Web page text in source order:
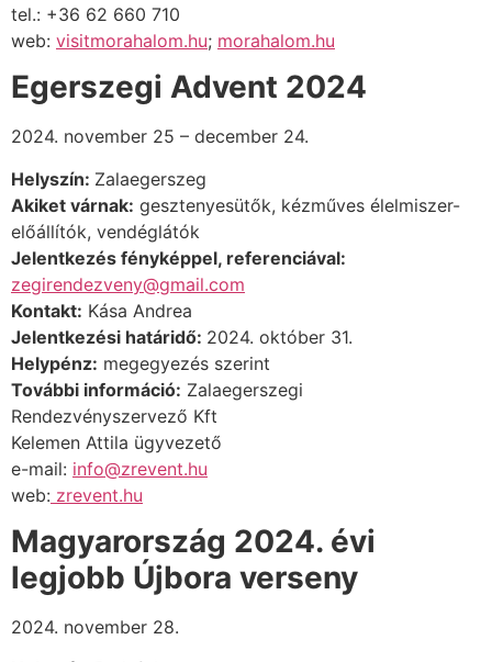
tel.: +36 62 660 710
web: visitmorahalom.hu; morahalom.hu
Egerszegi Advent 2024
2024. november 25 – december 24.
Helyszín: Zalaegerszeg
Akiket várnak: gesztenyesütők, kézműves élelmiszer-
előállítók, vendéglátók
Jelentkezés fényképpel, referenciával:
zegirendezveny@gmail.com
Kontakt: Kása Andrea
Jelentkezési határidő: 2024. október 31.
Helypénz: megegyezés szerint
További információ: Zalaegerszegi
Rendezvényszervező Kft
Kelemen Attila ügyvezető
e-mail: info@zrevent.hu
web: zrevent.hu
Magyarország 2024. évi
legjobb Újbora verseny
2024. november 28.